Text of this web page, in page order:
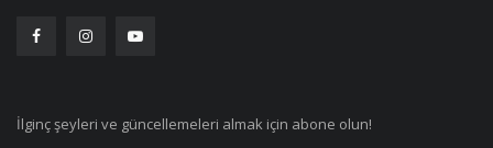
İlginç şeyleri ve güncellemeleri almak için abone olun!